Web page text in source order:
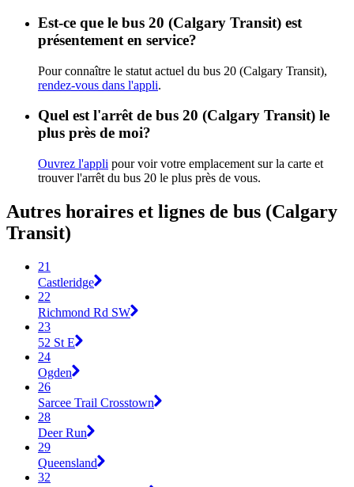
Est-ce que le bus 20 (Calgary Transit) est
présentement en service?
Pour connaître le statut actuel du bus 20 (Calgary Transit),
rendez-vous dans l'appli.
Quel est l'arrêt de bus 20 (Calgary Transit) le
plus près de moi?
Ouvrez l'appli pour voir votre emplacement sur la carte et
trouver l'arrêt du bus 20 le plus près de vous.
Autres horaires et lignes de bus (Calgary
Transit)
21
Castleridge
22
Richmond Rd SW
23
52 St E
24
Ogden
26
Sarcee Trail Crosstown
28
Deer Run
29
Queensland
32